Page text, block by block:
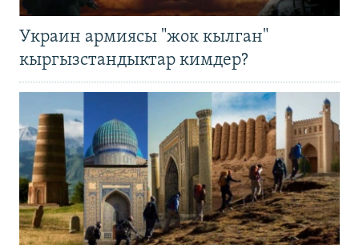
Украин армиясы "жок кылган"
кыргызстандыктар кимдер?